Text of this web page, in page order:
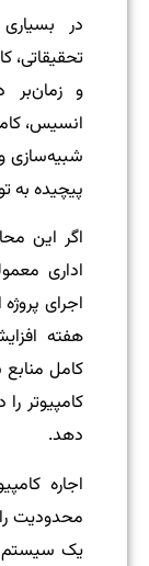
در
تحقیقاتی،
و زمان‌بر
انسیس،
شبیه‌سازی
پیچیده به
اگر این
اداری
اجرای
هفته
کامل منابع
کامپیوتر
دهد.
اجاره
محدودیت
یک سیستم